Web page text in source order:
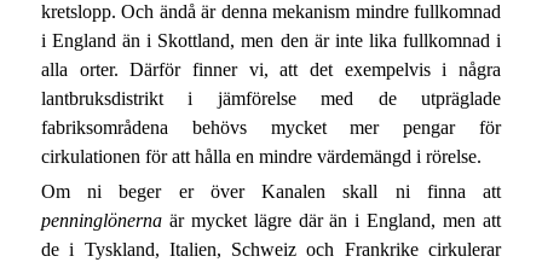
kretslopp. Och ändå är denna mekanism mindre fullkomnad
i England än i Skottland, men den är inte lika fullkomnad i
alla orter. Därför finner vi, att det exempelvis i några
lantbruksdistrikt i jämförelse med de utpräglade
fabriksområdena behövs mycket mer pengar för
cirkulationen för att hålla en mindre värdemängd i rörelse.
Om ni beger er över Kanalen skall ni finna att
penninglönernaär mycket lägre där än i England, men att
de i Tyskland, Italien, Schweiz och Frankrike cirkulerar